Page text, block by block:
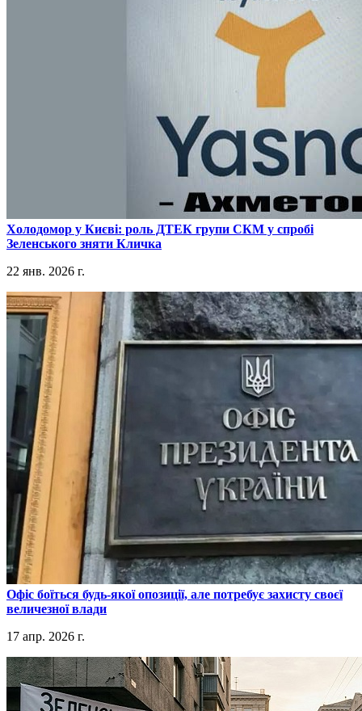
​Холодомор у Києві: роль ДТЕК групи СКМ у спробі
Зеленського зняти Кличка
22 янв. 2026 г.
​Офіс боїться будь-якої опозиції, але потребує захисту своєї
величезної влади
17 апр. 2026 г.